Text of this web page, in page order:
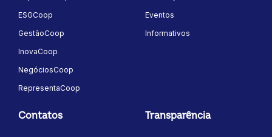
ESGCoop
GestãoCoop
InovaCoop
NegóciosCoop
RepresentaCoop
Eventos
Informativos
Contatos Transparência